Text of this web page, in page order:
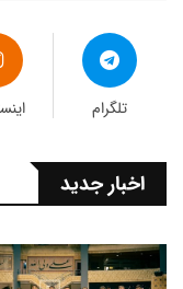
تلگرام
اخبار جدید